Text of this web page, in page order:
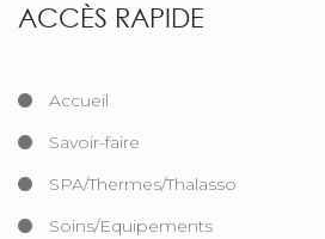
ACCÈS RAPIDE
Accueil
Savoir-faire
SPA/Thermes/Thalasso
Soins/Equipements